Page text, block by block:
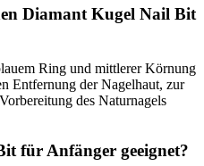
Diamant Kugel Nail Bit
Ring und mittlerer Körnung
Entfernung der Nagelhaut, zur
des Naturnagels
für Anfänger geeignet?